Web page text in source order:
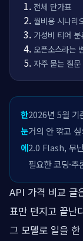
전체 단가표
월비용 시나리
가성비 티어 분
오픈소스라는
자주 묻는 질문
한
눈
에
2026년 5월 기
거의 안 깎고
2.0 Flash, 무
필요한 코딩·
API 가격 비교 글
표만 던지고 끝난
그 모델로 일을